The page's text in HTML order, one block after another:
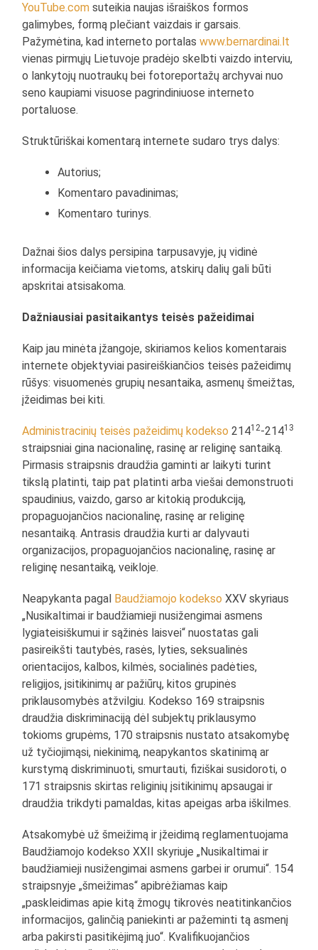
YouTube.com suteikia naujas išraiškos formos
galimybes, formą plečiant vaizdais ir garsais.
Pažymėtina, kad interneto portalas www.bernardinai.lt
vienas pirmųjų Lietuvoje pradėjo skelbti vaizdo interviu,
o lankytojų nuotraukų bei fotoreportažų archyvai nuo
seno kaupiami visuose pagrindiniuose interneto
portaluose.
Struktūriškai komentarą internete sudaro trys dalys:
Autorius;
Komentaro pavadinimas;
Komentaro turinys.
Dažnai šios dalys persipina tarpusavyje, jų vidinė
informacija keičiama vietoms, atskirų dalių gali būti
apskritai atsisakoma.
Dažniausiai pasitaikantys teisės pažeidimai
Kaip jau minėta įžangoje, skiriamos kelios komentarais
internete objektyviai pasireiškiančios teisės pažeidimų
rūšys: visuomenės grupių nesantaika, asmenų šmeižtas,
įžeidimas bei kiti.
Administracinių teisės pažeidimų kodekso 21412-21413
straipsniai gina nacionalinę, rasinę ar religinę santaiką.
Pirmasis straipsnis draudžia gaminti ar laikyti turint
tikslą platinti, taip pat platinti arba viešai demonstruoti
spaudinius, vaizdo, garso ar kitokią produkciją,
propaguojančios nacionalinę, rasinę ar religinę
nesantaiką. Antrasis draudžia kurti ar dalyvauti
organizacijos, propaguojančios nacionalinę, rasinę ar
religinę nesantaiką, veikloje.
Neapykanta pagal Baudžiamojo kodekso XXV skyriaus
„Nusikaltimai ir baudžiamieji nusižengimai asmens
lygiateisiškumui ir sąžinės laisvei“ nuostatas gali
pasireikšti tautybės, rasės, lyties, seksualinės
orientacijos, kalbos, kilmės, socialinės padėties,
religijos, įsitikinimų ar pažiūrų, kitos grupinės
priklausomybės atžvilgiu. Kodekso 169 straipsnis
draudžia diskriminaciją dėl subjektų priklausymo
tokioms grupėms, 170 straipsnis nustato atsakomybę
už tyčiojimąsi, niekinimą, neapykantos skatinimą ar
kurstymą diskriminuoti, smurtauti, fiziškai susidoroti, o
171 straipsnis skirtas religinių įsitikinimų apsaugai ir
draudžia trikdyti pamaldas, kitas apeigas arba iškilmes.
Atsakomybė už šmeižimą ir įžeidimą reglamentuojama
Baudžiamojo kodekso XXII skyriuje „Nusikaltimai ir
baudžiamieji nusižengimai asmens garbei ir orumui“. 154
straipsnyje „šmeižimas“ apibrėžiamas kaip
„paskleidimas apie kitą žmogų tikrovės neatitinkančios
informacijos, galinčią paniekinti ar pažeminti tą asmenį
arba pakirsti pasitikėjimą juo“. Kvalifikuojančios